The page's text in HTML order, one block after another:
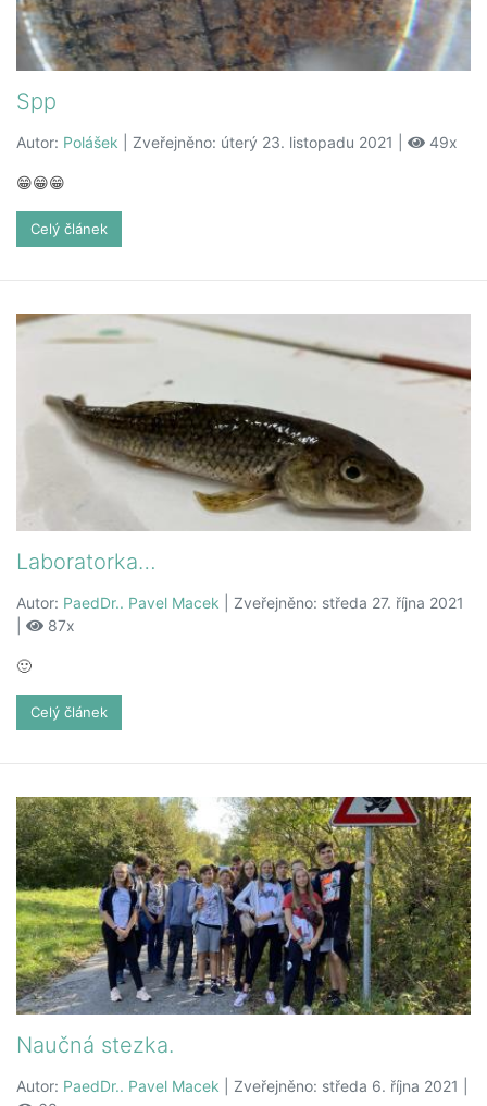
Spp
Autor: Polášek | Zveřejněno: úterý 23. listopadu 2021 | 49x
😁😁😁
Celý článek
Laboratorka…
Autor: PaedDr.. Pavel Macek | Zveřejněno: středa 27. října 2021
87x
🙂
Celý článek
Naučná stezka.
Autor: PaedDr.. Pavel Macek | Zveřejněno: středa 6. října 2021 |